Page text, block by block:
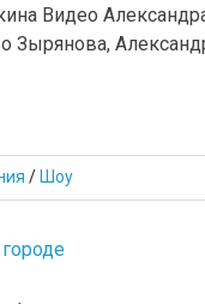
Видео
Зырянова,
/ Шоу